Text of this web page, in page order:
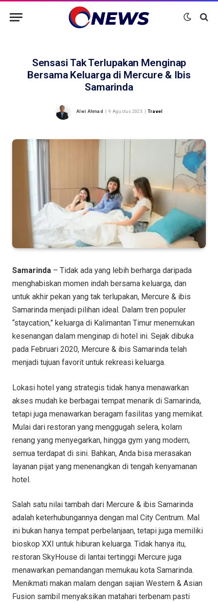
Sensasi Tak Terlupakan Menginap
Bersama Keluarga di Mercure & Ibis
Samarinda
Alwi Ahmad 9 Agustus 2023 Travel
Samarinda – Tidak ada yang lebih berharga daripada
menghabiskan momen indah bersama keluarga, dan
untuk akhir pekan yang tak terlupakan, Mercure & ibis
Samarinda menjadi pilihan ideal. Dalam tren populer
“staycation,” keluarga di Kalimantan Timur menemukan
kesenangan dalam menginap di hotel ini. Sejak dibuka
pada Februari 2020, Mercure & ibis Samarinda telah
menjadi tujuan favorit untuk rekreasi keluarga.
Lokasi hotel yang strategis tidak hanya menawarkan
akses mudah ke berbagai tempat menarik di Samarinda,
tetapi juga menawarkan beragam fasilitas yang memikat.
Mulai dari restoran yang menggugah selera, kolam
renang yang menyegarkan, hingga gym yang modern,
semua terdapat di sini. Bahkan, Anda bisa merasakan
layanan pijat yang menenangkan di tengah kenyamanan
hotel.
Salah satu nilai tambah dari Mercure & ibis Samarinda
adalah keterhubungannya dengan mal City Centrum. Mal
ini bukan hanya tempat perbelanjaan, tetapi juga memiliki
bioskop XXI untuk hiburan keluarga. Tidak hanya itu,
restoran SkyHouse di lantai tertinggi Mercure juga
menawarkan pemandangan memukau kota Samarinda.
Menikmati makan malam dengan sajian Western & Asian
Fusion sambil menyaksikan matahari terbenam pasti